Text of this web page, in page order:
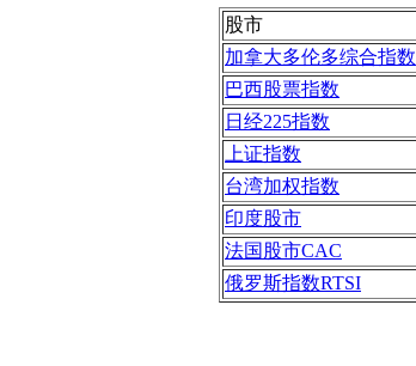
股市
加拿大多伦多综合指数
巴西股票指数
日经225指数
上证指数
台湾加权指数
印度股市
法国股市CAC
俄罗斯指数RTSI